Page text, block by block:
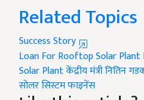
Related Topics
Success Story
Loan For Rooftop Solar Plant
Solar Plantकेंद्रीय मंत्री नितिन
सोलर सिस्टम फाइनेंस